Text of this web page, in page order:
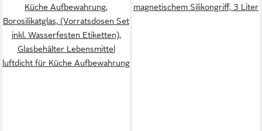
Küche Aufbewahrung,
Borosilikatglas, (Vorratsdosen Set
inkl. Wasserfesten Etiketten),
Glasbehälter Lebensmittel
luftdicht für Küche Aufbewahrung
magnetischem Silikongriff, 3 Liter